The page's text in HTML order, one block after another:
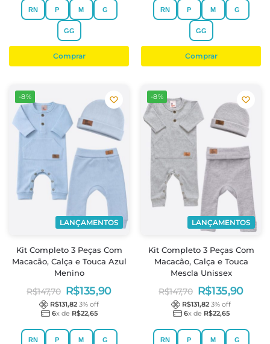
RN P M G
GG
Comprar
RN P M G
GG
Comprar
-8%
LANÇAMENTOS
Kit Completo 3 Peças Com
Macacão, Calça e Touca Azul
Menino
R$147,70 R$135,90
R$131,82 3% off
6x de R$22,65
RN P M G
-8%
LANÇAMENTOS
Kit Completo 3 Peças Com
Macacão, Calça e Touca
Mescla Unissex
R$147,70 R$135,90
R$131,82 3% off
6x de R$22,65
RN P M G